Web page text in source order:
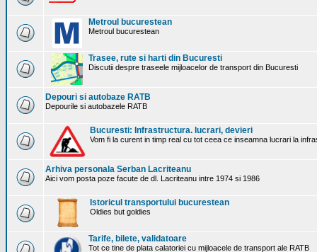
Metroul bucurestean
Metroul bucurestean
Trasee, rute si harti din Bucuresti
Discutii despre traseele mijloacelor de transport din Bucuresti
Depouri si autobaze RATB
Depourile si autobazele RATB
Bucuresti: Infrastructura. lucrari, devieri
Vom fi la curent in timp real cu tot ceea ce inseamna lucrari la
Arhiva personala Serban Lacriteanu
Aici vom posta poze facute de dl. Lacriteanu intre 1974 si 1986
Istoricul transportului bucurestean
Oldies but goldies
Tarife, bilete, validatoare
Tot ce tine de plata calatoriei cu mijloacele de transport ale RATB